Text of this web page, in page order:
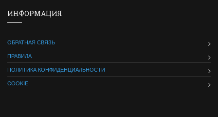
ИНФОРМАЦИЯ
ОБРАТНАЯ СВЯЗЬ
ПРАВИЛА
ПОЛИТИКА КОНФИДЕНЦИАЛЬНОСТИ
COOKIE